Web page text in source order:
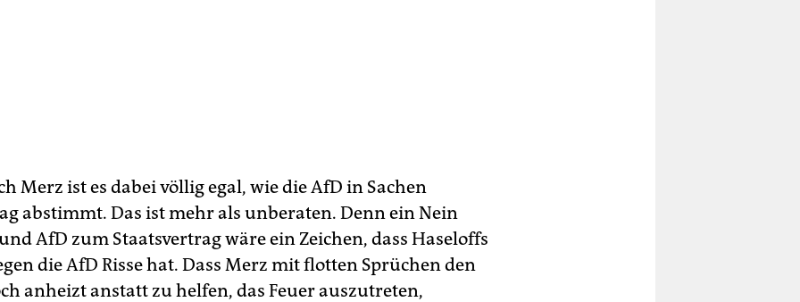
Merz ist es dabei völlig egal, wie die AfD in Sachen
abstimmt. Das ist mehr als unberaten. Denn ein Nein
AfD zum Staatsvertrag wäre ein Zeichen, dass Haseloffs
die AfD Risse hat. Dass Merz mit flotten Sprüchen den
anheizt anstatt zu helfen, das Feuer auszutreten,